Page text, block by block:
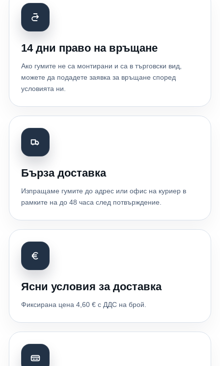
14 дни право на връщане
Ако гумите не са монтирани и са в търговски вид,
можете да подадете заявка за връщане според
условията ни.
Бърза доставка
Изпращаме гумите до адрес или офис на куриер в
рамките на до 48 часа след потвърждение.
Ясни условия за доставка
Фиксирана цена 4,60 € с ДДС на брой.